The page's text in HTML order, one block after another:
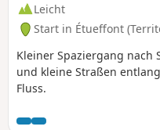
Leicht
Start in Étueffont
Kleiner Spaziergang nach
und kleine Straßen
Fluss.